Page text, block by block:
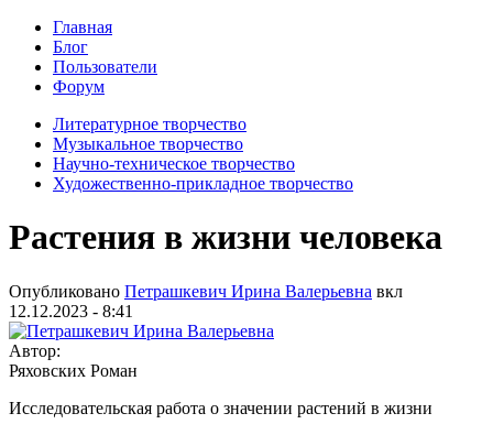
Главная
Блог
Пользователи
Форум
Литературное творчество
Музыкальное творчество
Научно-техническое творчество
Художественно-прикладное творчество
Растения в жизни человека
Опубликовано Петрашкевич Ирина Валерьевна вкл
12.12.2023 - 8:41
Автор:
Ряховских Роман
Исследовательская работа о значении растений в жизни